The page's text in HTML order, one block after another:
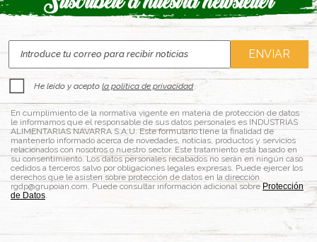
He leído y acepto la política de privacidad
En cumplimiento de la normativa vigente en materia de protección de datos
le informamos que el responsable de sus datos personales es INDUSTRIAS
ALIMENTARIAS NAVARRA S.A.U. Este formulario tiene la finalidad de
mantenerlo informado acerca de novedades, noticias, productos y servicios
relacionados con nosotros o nuestro sector. Este tratamiento está basado en
su consentimiento. Los datos personales recabados no serán en ningún caso
cedidos a terceros salvo por obligaciones legales expresas. Puede ejercer los
derechos que le asisten sobre protección de datos en la dirección
rgdp@grupoian.com. Puede consultar información adicional sobre Protección
de Datos.